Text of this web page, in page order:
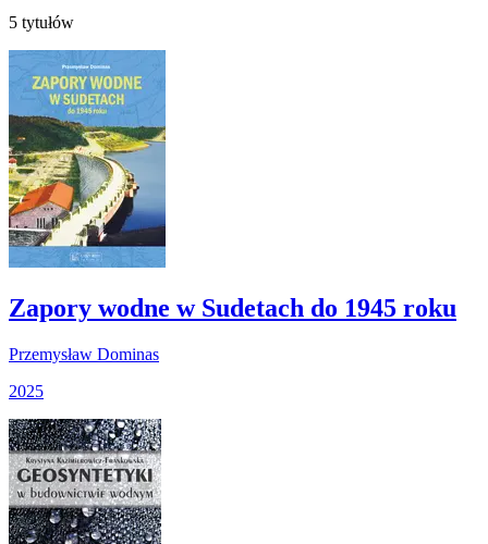
5 tytułów
Zapory wodne w Sudetach do 1945 roku
Przemysław Dominas
2025